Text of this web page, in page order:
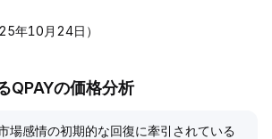
年10月24日）
QPAYの価格分析
場感情の初期的な回復に牽引されている